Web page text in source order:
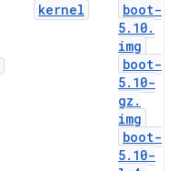
kernel
boot-
5. 10.
img
boot-
5. 10-
gz .
img
boot-
5. 10-